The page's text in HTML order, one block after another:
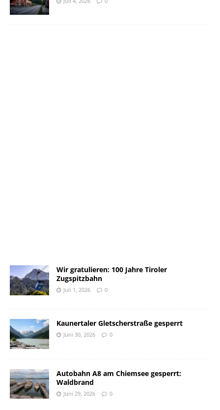
Wir gratulieren: 100 Jahre Tiroler
Zugspitzbahn
Juli 1, 2026 0
Kaunertaler Gletscherstraße gesperrt
Juni 30, 2026 0
Autobahn A8 am Chiemsee gesperrt:
Waldbrand
Juni 29, 2026 0